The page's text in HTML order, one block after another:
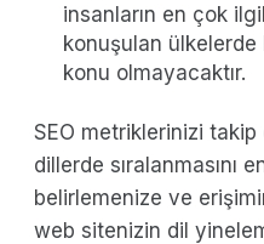
insanların en çok
konuşulan ülkelerde
konu olmayacaktır.
SEO metriklerinizi
dillerde sıralanmasını
belirlemenize ve
web sitenizin dil